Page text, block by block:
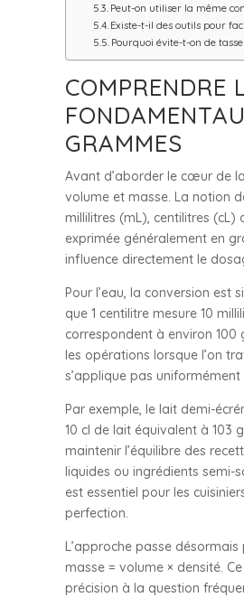
Peut-on utiliser la même
Existe-t-il des outils pour
Pourquoi évite-t-on de
COMPRENDRE
GRAMMES
Avant d’aborder le cœur de
volume et masse. La notion
millilitres (mL), centilitres
exprimée généralement en
influence directement le
Pour l’eau, la conversion est
que 1 centilitre mesure 10
correspondent à environ
les opérations lorsque l’on
s’applique pas
Par exemple, le lait demi-
10 cl de lait équivalent à 103
maintenir l’équilibre des
liquides ou ingrédients semi-
est essentiel pour les
perfection.
L’approche passe désormais
masse = volume × densité.
précision à la question